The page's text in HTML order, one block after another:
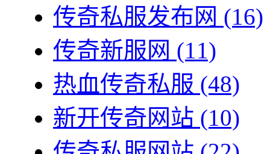
传奇私服发布网 (16)
传奇新服网 (11)
热血传奇私服 (48)
新开传奇网站 (10)